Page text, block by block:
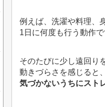
例えば、洗濯や料理、
1日に何度も行う動作で
そのたびに少し遠回り
動きづらさを感じると、
気づかないうちにスト